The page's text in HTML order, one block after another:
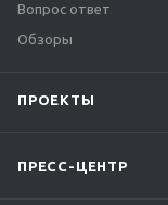
Вопрос ответ
Обзоры
ПРОЕКТЫ
ПРЕСС-ЦЕНТР